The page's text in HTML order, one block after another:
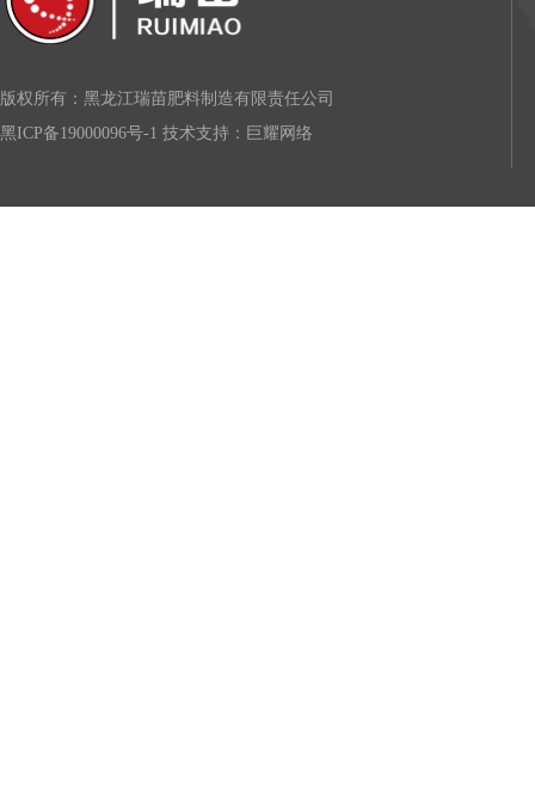
版权所有：黑龙江瑞苗肥料制造有限责任公司
黑ICP备19000096号-1 技术支持： 巨耀网络